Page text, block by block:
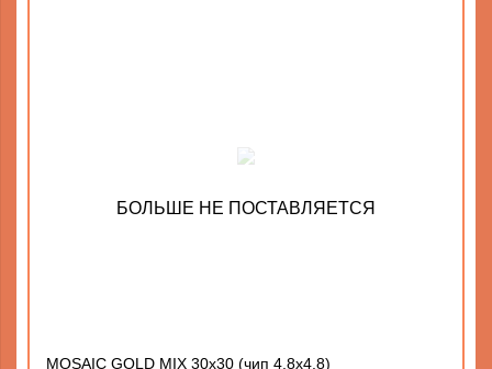
БОЛЬШЕ НЕ ПОСТАВЛЯЕТСЯ
MOSAIC GOLD MIX 30x30 (чип 4.8х4.8)